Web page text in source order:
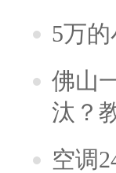
5万
佛山
汰？
空调